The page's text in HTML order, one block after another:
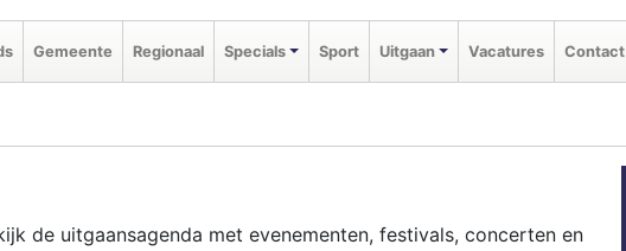
Gemeente Regionaal Specials Sport Uitgaan Vacatures Contact
de uitgaansagenda met evenementen, festivals, concerten en